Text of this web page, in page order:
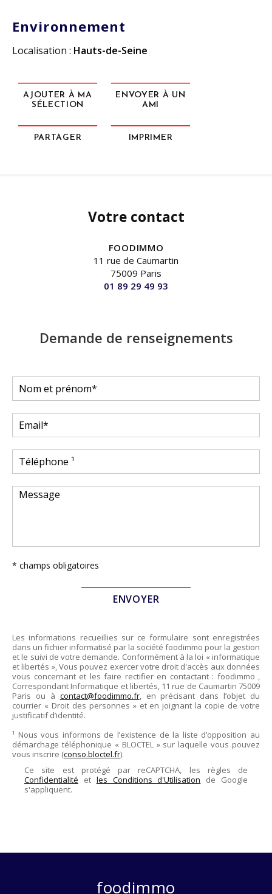
Environnement
Localisation : Hauts-de-Seine
AJOUTER À MA
SÉLECTION
ENVOYER À UN
AMI
PARTAGER IMPRIMER
Votre contact
FOODIMMO
11 rue de Caumartin
75009 Paris
01 89 29 49 93
Demande de renseignements
* champs obligatoires
Les informations recueillies sur ce formulaire sont enregistrées
dans un fichier informatisé par la société foodimmo pour la gestion
et le suivi de votre demande. Conformément à la loi « informatique
et libertés », Vous pouvez exercer votre droit d'accès aux données
vous concernant et les faire rectifier en contactant : foodimmo ,
Correspondant Informatique et libertés, 11 rue de Caumartin 75009
Paris ou à contact@foodimmo.fr, en précisant dans l’objet du
courrier « Droit des personnes » et en joignant la copie de votre
justificatif d’identité.
¹ Nous vous informons de l’existence de la liste d’opposition au
démarchage téléphonique « BLOCTEL » sur laquelle vous pouvez
vous inscrire (conso.bloctel.fr).
Ce site est protégé par reCAPTCHA, les règles de
Confidentialité et les Conditions d'Utilisation de Google
s'appliquent.
foodimmo